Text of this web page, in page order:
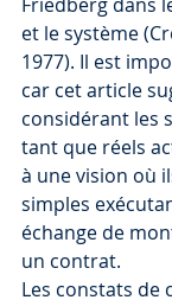
et le système
1977). Il est
car cet article
considérant les
tant que réels
à une vision où
simples
échange de
un contrat.
Les constats de